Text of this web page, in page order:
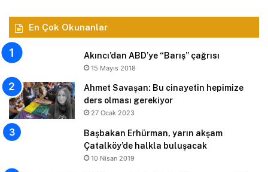
En Çok Okunanlar
Akıncı’dan ABD’ye “Barış” çağrısı
15 Mayıs 2018
Ahmet Savaşan: Bu cinayetin hepimize
ders olması gerekiyor
27 Ocak 2023
Başbakan Erhürman, yarın akşam
Çatalköy’de halkla buluşacak
10 Nisan 2019